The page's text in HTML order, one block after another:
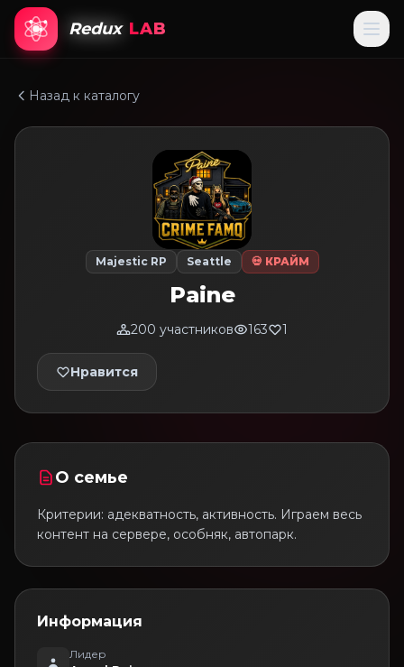
Redux LAB
Назад к каталогу
Majestic RP Seattle 💀 КРАЙМ
Paine
200 участников 163 1
Нравится
О семье
Критерии: адекватность, активность. Играем весь
контент на сервере, особняк, автопарк.
Информация
Лидер